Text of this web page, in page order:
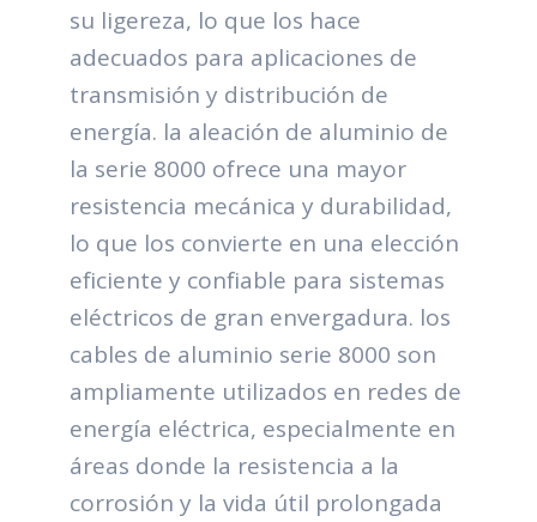
su ligereza, lo que los hace
adecuados para aplicaciones de
transmisión y distribución de
energía. la aleación de aluminio de
la serie 8000 ofrece una mayor
resistencia mecánica y durabilidad,
lo que los convierte en una elección
eficiente y confiable para sistemas
eléctricos de gran envergadura. los
cables de aluminio serie 8000 son
ampliamente utilizados en redes de
energía eléctrica, especialmente en
áreas donde la resistencia a la
corrosión y la vida útil prolongada